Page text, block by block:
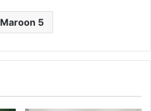
Maroon 5